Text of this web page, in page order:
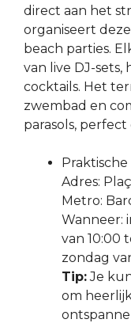
direct aan het
organiseert
beach parties.
van live DJ-sets,
cocktails. Het
zwembad en
parasols,
Adres:
Metro:
Wanneer:
van 10:00
zondag
Tip:Je
om